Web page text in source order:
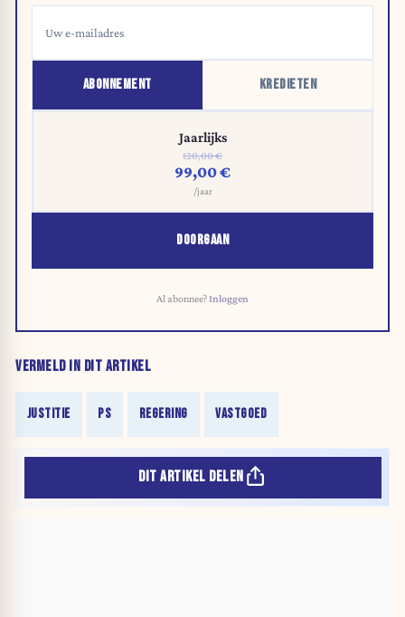
ABONNEMENT KREDIETEN
Jaarlijks
120,00 €
99,00 €
/jaar
DOORGAAN
Al abonnee?Inloggen
VERMELD IN DIT ARTIKEL
JUSTITIE PS REGERING VASTGOED
DIT ARTIKEL DELEN